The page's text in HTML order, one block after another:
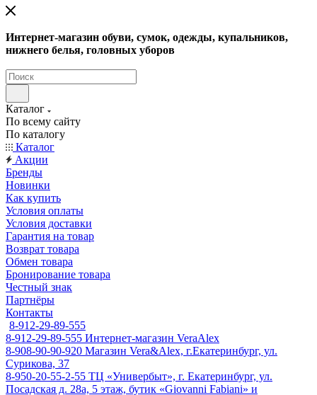
Интернет-магазин обуви, сумок, одежды, купальников,
нижнего белья, головных уборов
Каталог
По всему сайту
По каталогу
Каталог
Акции
Бренды
Новинки
Как купить
Условия оплаты
Условия доставки
Гарантия на товар
Возврат товара
Обмен товара
Бронирование товара
Честный знак
Партнёры
Контакты
8-912-29-89-555
8-912-29-89-555 Интернет-магазин VeraAlex
8-908-90-90-920 Магазин Vera&Alex, г.Екатеринбург, ул.
Сурикова, 37
8-950-20-55-2-55 ТЦ «Универбыт», г. Екатеринбург, ул.
Посадская д. 28а, 5 этаж, бутик «Giovanni Fabiani» и